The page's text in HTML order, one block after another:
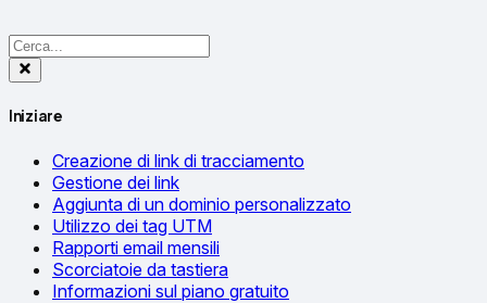
Iniziare
Creazione di link di tracciamento
Gestione dei link
Aggiunta di un dominio personalizzato
Utilizzo dei tag UTM
Rapporti email mensili
Scorciatoie da tastiera
Informazioni sul piano gratuito